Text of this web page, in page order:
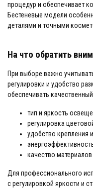
процедур и обеспечивает
Бестеневые модели
деталями и точными
На что обратить
При выборе важно
регулировки и удобство
обеспечивать
тип и яркость
регулировка
удобство крепления
качество
Для профессионального
с регулировкой яркости и